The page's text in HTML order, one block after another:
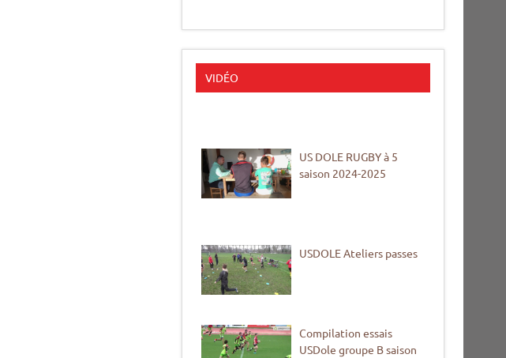
VIDÉO
US DOLE RUGBY à 5
saison 2024-2025
USDOLE Ateliers passes
Compilation essais
USDole groupe B saison